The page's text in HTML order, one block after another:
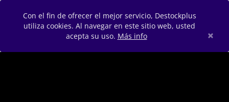
Con el fin de ofrecer el mejor servicio, Destockplus
utiliza cookies. Al navegar en este sitio web, usted
acepta su uso. Más info ×